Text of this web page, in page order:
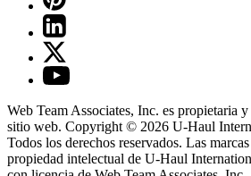
Web Team Associates, Inc. es propietaria
sitio web. Copyright © 2026 U-Haul
Todos los derechos reservados. Las
propiedad intelectual de U-Haul